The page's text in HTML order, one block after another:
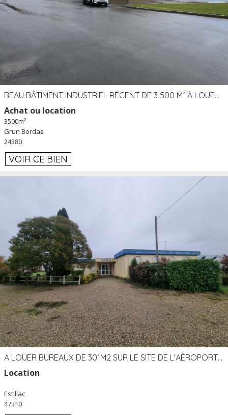
BEAU BÂTIMENT INDUSTRIEL RÉCENT DE 3 500 M² À LOUER OU VENDRE PROCHE PÉRIGUEUX (24)
Achat ou location
3500m²
Grun Bordas
24380
VOIR CE BIEN
A LOUER BUREAUX DE 301M2 SUR LE SITE DE L'AÉROPORT AGEN LA GARENNE
Location
Estillac
47310